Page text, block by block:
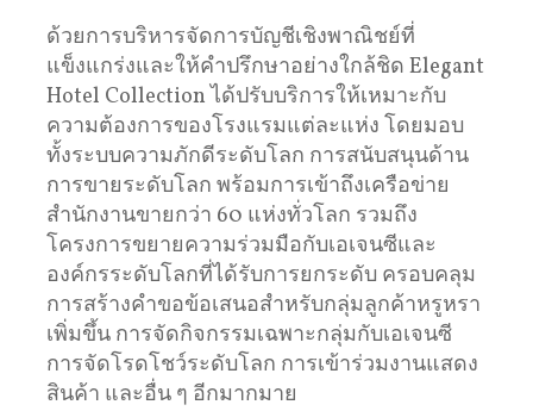
ด้วยการบริหารจัดการบัญชีเชิงพาณิชย์ที่
แข็งแกร่งและให้คำปรึกษาอย่างใกล้ชิด Elegant
Hotel Collection ได้ปรับบริการให้เหมาะกับ
ความต้องการของโรงแรมแต่ละแห่ง โดยมอบ
ทั้งระบบความภักดีระดับโลก การสนับสนุนด้าน
การขายระดับโลก พร้อมการเข้าถึงเครือข่าย
สำนักงานขายกว่า 60 แห่งทั่วโลก รวมถึง
โครงการขยายความร่วมมือกับเอเจนซีและ
องค์กรระดับโลกที่ได้รับการยกระดับ ครอบคลุม
การสร้างคำขอข้อเสนอสำหรับกลุ่มลูกค้าหรูหรา
เพิ่มขึ้น การจัดกิจกรรมเฉพาะกลุ่มกับเอเจนซี
การจัดโรดโชว์ระดับโลก การเข้าร่วมงานแสดง
สินค้า และอื่น ๆ อีกมากมาย